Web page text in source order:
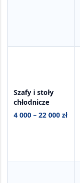
Szafy i stoły
chłodnicze
4 000 – 22 000 zł